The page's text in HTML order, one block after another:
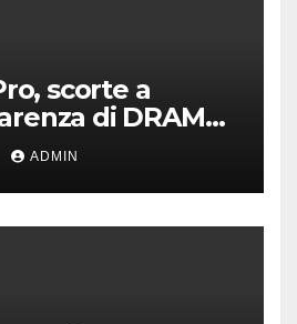
scorte a
di DRAM
slittare le
ADMIN